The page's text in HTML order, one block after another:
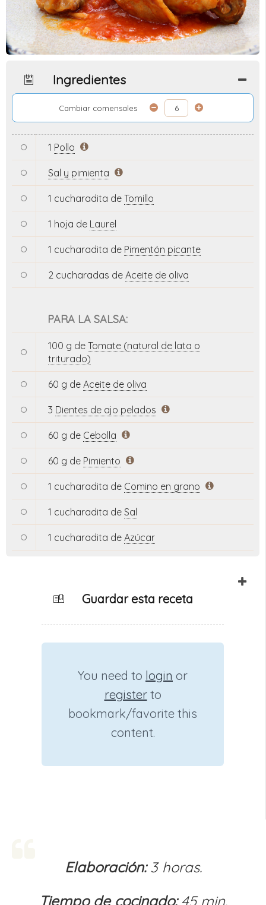
Ingredientes
Cambiar comensales
1 Pollo
Sal y pimienta
1 cucharadita de Tomillo
1 hoja de Laurel
1 cucharadita de Pimentón picante
2 cucharadas de Aceite de oliva
PARA LA SALSA:
100 g de Tomate (natural de lata o
triturado)
60 g de Aceite de oliva
3 Dientes de ajo pelados
60 g de Cebolla
60 g de Pimiento
1 cucharadita de Comino en grano
1 cucharadita de Sal
1 cucharadita de Azúcar
Guardar esta receta
You need to login or
registerto
bookmark/favorite this
content.
Elaboración:3 horas.
Tiempo de cocinado:45 min.